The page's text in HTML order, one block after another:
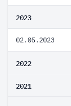
2023
02.05.2023
2022
2021